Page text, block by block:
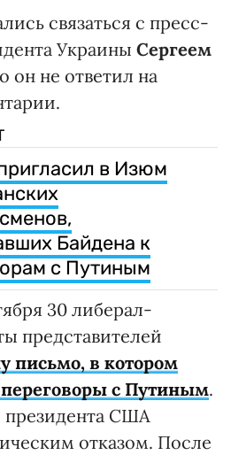
связаться с пресс-
Украины Сергеем
он не ответил на
в Изюм
Байдена к
с Путиным
30 либерал-
представителей
письмо, в котором
с Путиным.
президента США
отказом. После